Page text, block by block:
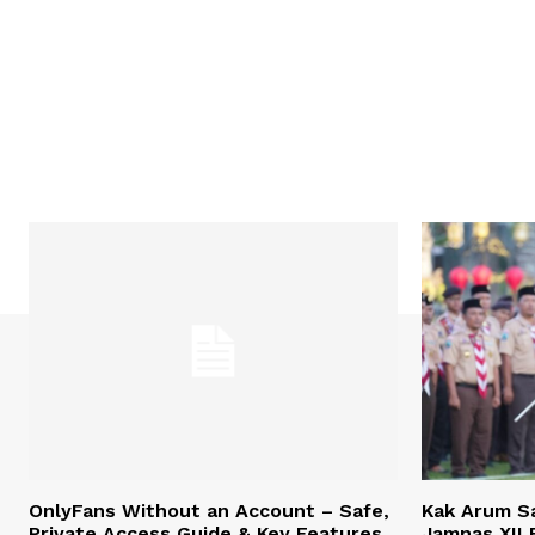
OnlyFans Without an Account – Safe,
Kak Arum